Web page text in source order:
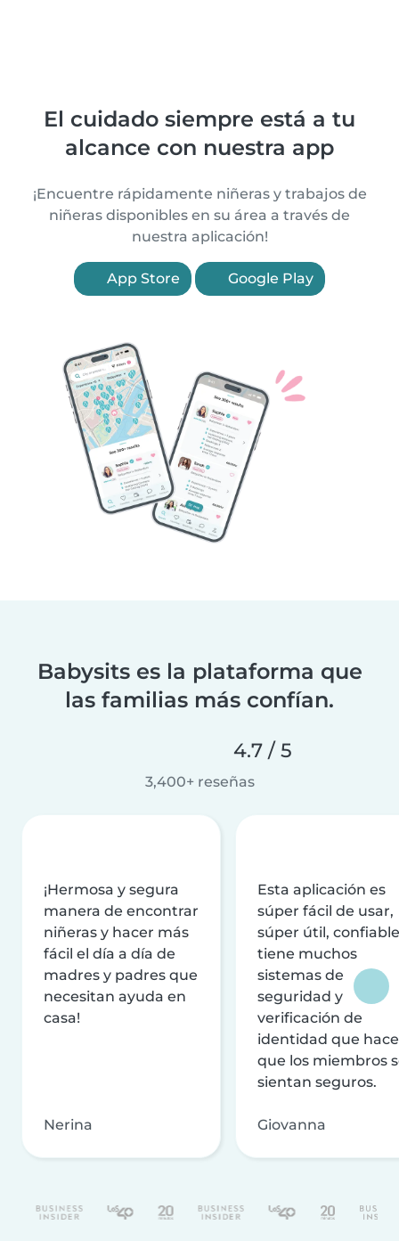
El cuidado siempre está a tu
alcance con nuestra app
¡Encuentre rápidamente niñeras y trabajos de
niñeras disponibles en su área a través de
nuestra aplicación!
App Store Google Play
Babysits es la plataforma que
las familias más confían.
4.7 / 5
3,400+ reseñas
¡Hermosa y segura
manera de encontrar
niñeras y hacer más
fácil el día a día de
madres y padres que
necesitan ayuda en
casa!
Nerina
Esta aplicación es
súper fácil de usar,
súper útil,
tiene muchos
sistemas de
seguridad y
verificación de
identidad que
que los miembros
sientan seguros.
Giovanna